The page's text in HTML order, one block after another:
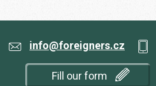
info@foreigners.cz
Fill our form